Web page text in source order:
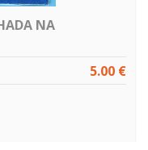
NA
5.00 €